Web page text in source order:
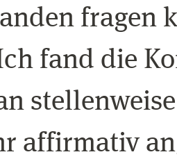
fragen
fand die
affirmativ